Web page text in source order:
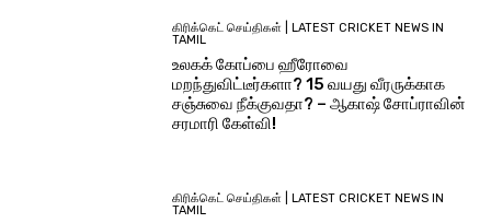
கிரிக்கெட் செய்திகள் | LATEST CRICKET NEWS IN
TAMIL
உலகக் கோப்பை ஹீரோவை
மறந்துவிட்டீர்களா? 15 வயது வீரருக்காக
சஞ்சுவை நீக்குவதா? – ஆகாஷ் சோப்ராவின்
சரமாரி கேள்வி!
கிரிக்கெட் செய்திகள் | LATEST CRICKET NEWS IN
TAMIL